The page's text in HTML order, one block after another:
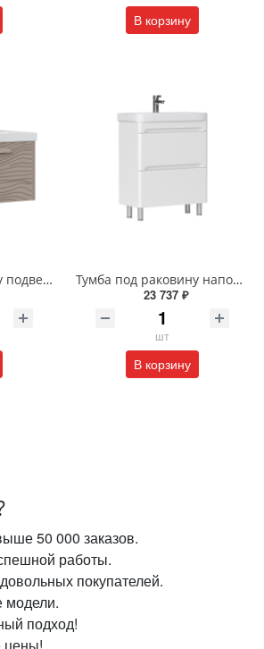
В корзину
Тумба под раковину подвесная EQUIL Глеам 80.1Я/Gleam 80.1Y амарок/дуб вотан tpGLEAM80.1Y-25
Тумба под раковину напольная EQUIL Найс 60 см tnNICE60.2Y-05 белая
23 737 ₽
шт
В корзину
50 000 заказов.
работы.
покупателей.
подход!
цены!